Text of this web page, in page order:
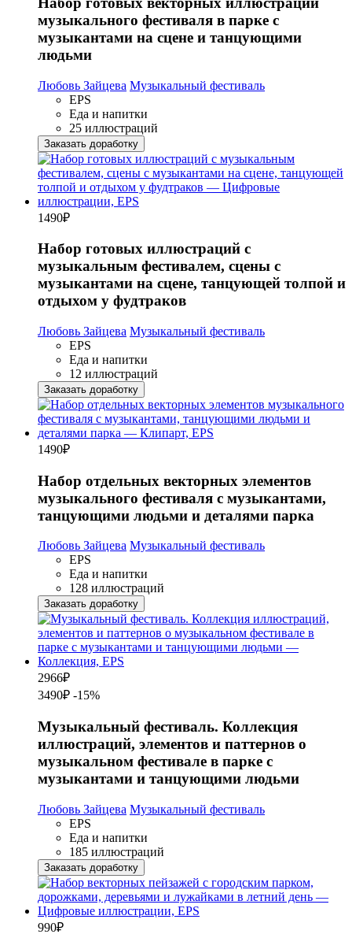
музыкального фестиваля в парке с
музыкантами на сцене и танцующими
людьми
Любовь Зайцева Музыкальный фестиваль
EPS
Еда и напитки
25 иллюстраций
Заказать доработку
1490₽
Набор готовых иллюстраций с
музыкальным фестивалем, сцены с
музыкантами на сцене, танцующей толпой и
отдыхом у фудтраков
Любовь Зайцева Музыкальный фестиваль
EPS
Еда и напитки
12 иллюстраций
Заказать доработку
1490₽
Набор отдельных векторных элементов
музыкального фестиваля с музыкантами,
танцующими людьми и деталями парка
Любовь Зайцева Музыкальный фестиваль
EPS
Еда и напитки
128 иллюстраций
Заказать доработку
2966₽
3490₽ -15%
Музыкальный фестиваль. Коллекция
иллюстраций, элементов и паттернов о
музыкальном фестивале в парке с
музыкантами и танцующими людьми
Любовь Зайцева Музыкальный фестиваль
EPS
Еда и напитки
185 иллюстраций
Заказать доработку
990₽